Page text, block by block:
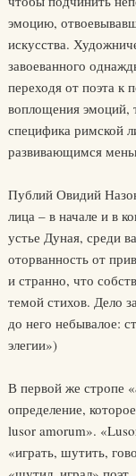
эмоцию,
искусства.
завоеванного
переходя от поэта к
воплощения эмоций,
специфика римской
развивающимся
Публий Овидий
лица – в начале и в
устье Дуная, среди
оторванность от
и странно, что
темой стихов. Дело
до него небывалое:
элегии»)
В первой же стропе
определение,
lusor amorum».
«играть, шутить,